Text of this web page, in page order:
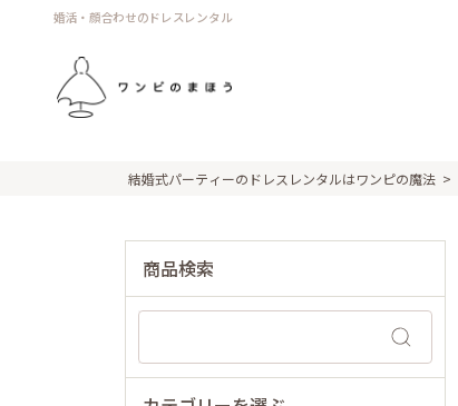
婚活・顔合わせのドレスレンタル
結婚式パーティーのドレスレンタルはワンピの魔法
商品検索